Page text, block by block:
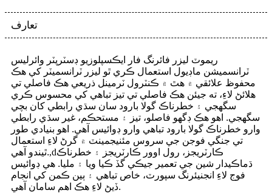
تعارف
ريموٽ ليزر فائرنگ فار ايڪسپلوزيو ڊسٽرپٽر وائرليس
ٽرانسميشن ماڊيول استعمال ڪري ٿو ليزر ٽرانسميٽر کي هڪ
محفوظ علائقي ۾ هٿ ۾ ڪنٽرول ٽرمينل ذريعي هڪ فاصلي تي
هلائڻ لاءِ، ته جيئن هڪ فاصلي تي تيز تباهي کي محسوس ڪري
سگهجي ۽ خطرناڪ گولا بارود سان سڌي رابطي کان بچي
سگهجي. اهو هڪ ڊگهو فاصلو، تيز ۽ مستحڪم، غير سڌي رابطي
وارو خطرناڪ گولا بارود تباهي وارو ڊوائيس آهي. اهو بنيادي طور
تي جنگي فوجن جي سروس مئنيجمينٽ ۾ گرڻ لاءِ استعمال
ٿيندو آهي.,dڪارٽريجز، رول اوور ڪارٽريجز ۽ خطرناڪ
ڌماڪيدار شين جي تعمير جيڪي گڏ ڪيا ويا ۽ مليا. هي ڊوائيس
فوج لاءِ انجنيئرنگ سپورٽ، خاص تباهي ۽ ٻين ڪمن کي انجام
ڏيڻ لاءِ هڪ اهم سامان آهي.